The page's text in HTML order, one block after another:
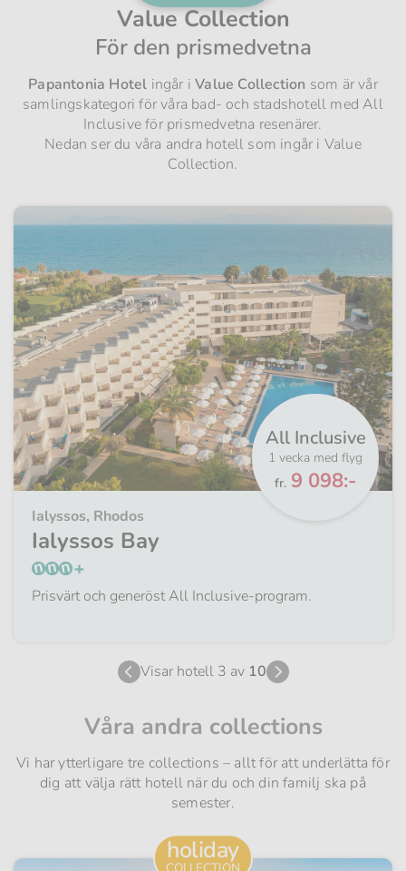
Value Collection
För den prismedvetna
Papantonia Hotel ingår iValue Collection som är vår
samlingskategori för våra bad- och stadshotell med All
Inclusive för prismedvetna resenärer.
Nedan ser du våra andra hotell som ingår i Value
Collection.
All Inclusive
1 vecka med flyg
Från
fr. 9 098:-
Ialyssos, Rhodos
Ialyssos Bay
Prisvärt och generöst All Inclusive-program.
Visar hotell 3 av 10
Våra andra collections
Vi har ytterligare tre collections – allt för att underlätta för
dig att välja rätt hotell när du och din familj ska på
semester.
holiday